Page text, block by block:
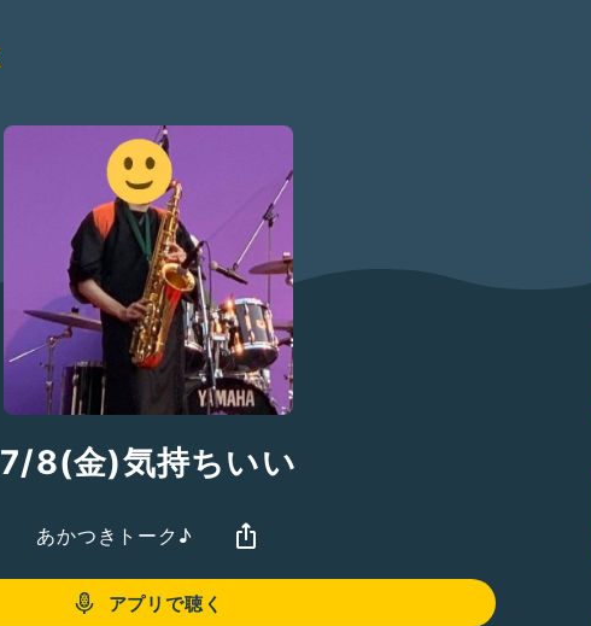
7/8(金)気持ちいい
あかつきトーク♪
アプリで聴く